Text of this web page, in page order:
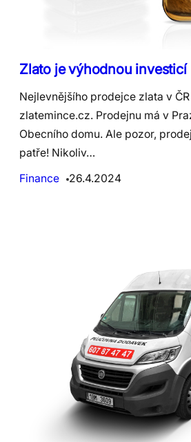
Zlato je výhodnou investicí
Nejlevnějšího prodejce zlata v
zlatemince.cz. Prodejnu má v
Obecního domu. Ale pozor,
patře! Nikoliv…
Finance
26.4.2024